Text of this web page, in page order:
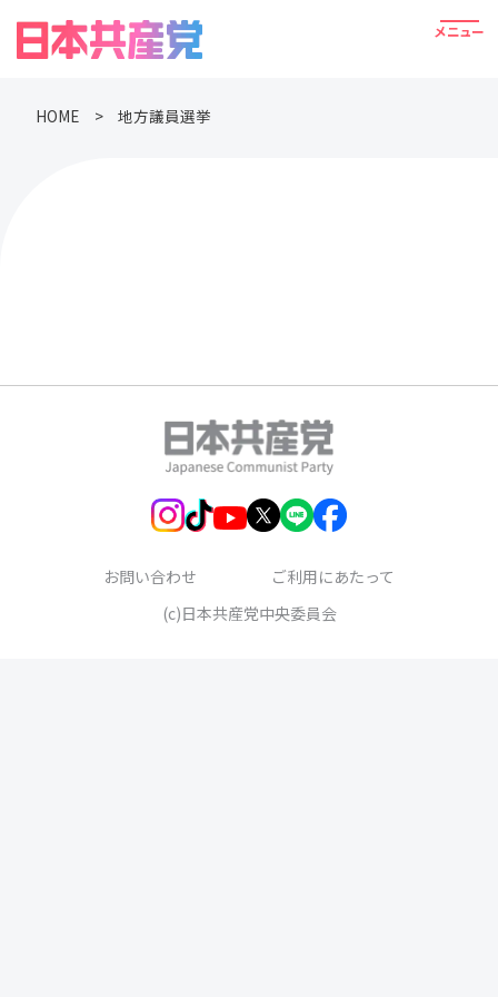
HOME 地方議員選挙
お問い合わせ
ご利用にあたって
(c)日本共産党中央委員会